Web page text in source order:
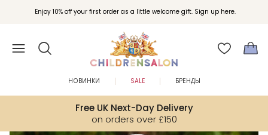
Enjoy 10% off your first order as a little welcome gift. Sign up here.
Вступайте в клуб Бонусы Childrensalon для эксклюзивных привилегий при
покупках.
Free UK Next-Day Delivery
on orders over £150
НОВИНКИ SALE БРЕНДЫ